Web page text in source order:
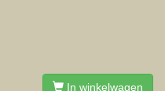
In winkelwagen